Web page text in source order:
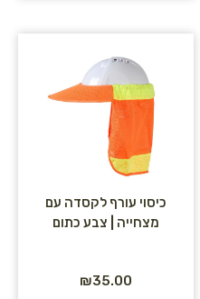
כיסוי עורף לקסדה עם
מצחייה | צבע כתום
₪35.00